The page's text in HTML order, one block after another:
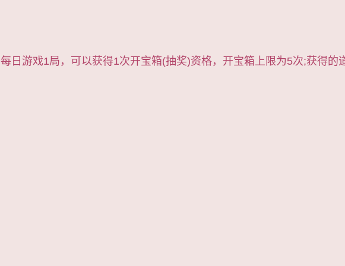
每日游戏1局，可以获得1次开宝箱(抽奖)资格，开宝箱上限为5次;获得的